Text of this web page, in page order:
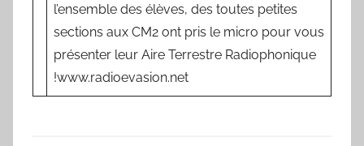
l’ensemble des élèves, des toutes petites
sections aux CM2 ont pris le micro pour vous
présenter leur Aire Terrestre Radiophonique
!www.radioevasion.net